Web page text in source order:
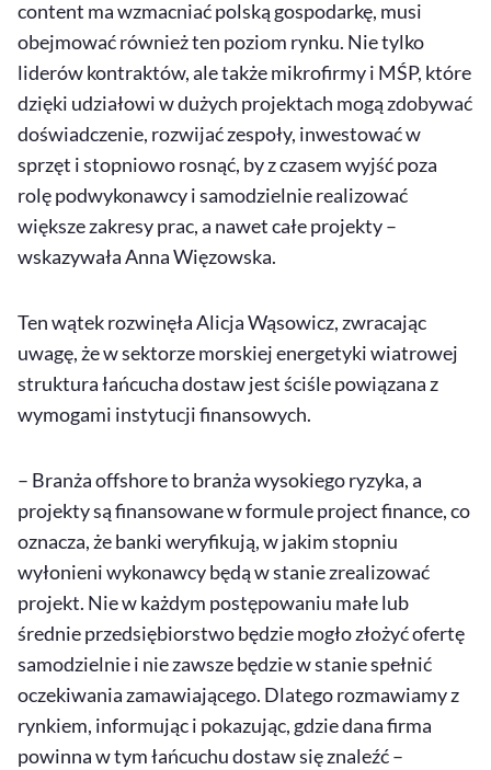
content ma wzmacniać polską gospodarkę, musi
obejmować również ten poziom rynku. Nie tylko
liderów kontraktów, ale także mikrofirmy i MŚP, które
dzięki udziałowi w dużych projektach mogą zdobywać
doświadczenie, rozwijać zespoły, inwestować w
sprzęt i stopniowo rosnąć, by z czasem wyjść poza
rolę podwykonawcy i samodzielnie realizować
większe zakresy prac, a nawet całe projekty –
wskazywała Anna Więzowska.
Ten wątek rozwinęła Alicja Wąsowicz, zwracając
uwagę, że w sektorze morskiej energetyki wiatrowej
struktura łańcucha dostaw jest ściśle powiązana z
wymogami instytucji finansowych.
– Branżaoffshoreto branża wysokiego ryzyka, a
projekty są finansowane w formuleproject finance, co
oznacza, że banki weryfikują, w jakim stopniu
wyłonieni wykonawcy będą w stanie zrealizować
projekt. Nie w każdym postępowaniu małe lub
średnie przedsiębiorstwo będzie mogło złożyć ofertę
samodzielnie i nie zawsze będzie w stanie spełnić
oczekiwania zamawiającego. Dlatego rozmawiamy z
rynkiem, informując i pokazując, gdzie dana firma
powinna w tym łańcuchu dostaw się znaleźć –